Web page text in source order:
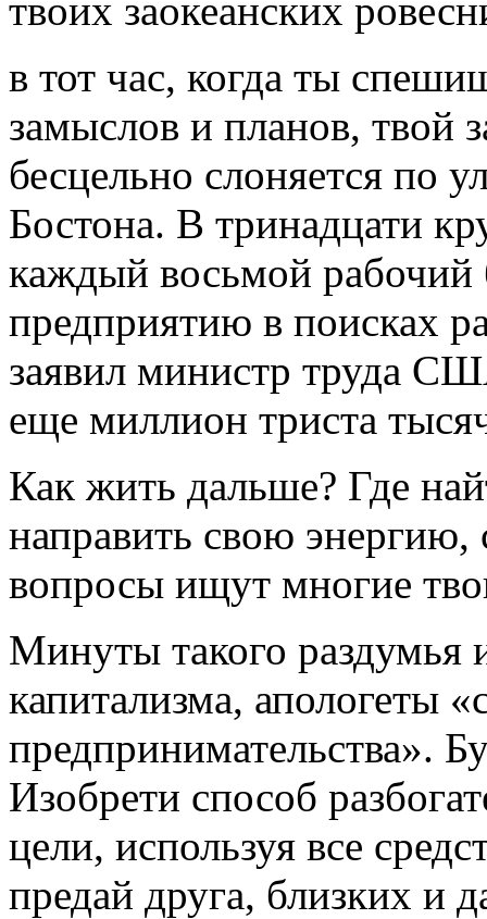
твоих заокеанских
в тот час, когда ты
замыслов и планов, твой
бесцельно слоняется по
Бостона. В тринадцати
каждый восьмой рабочий
предприятию в поисках
заявил министр труда
еще миллион триста
Как жить дальше? Где
направить свою
вопросы ищут многие
Минуты такого раздумья
капитализма, апологеты
предпринимательства».
Изобрети способ
цели, используя все
предай друга, близких и